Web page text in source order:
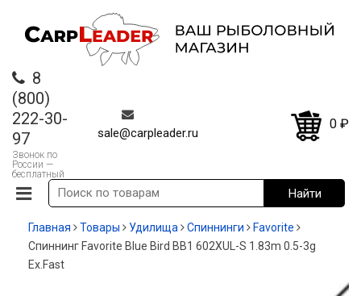
8
(800)
222-30-
97
Звонок по
России —
бесплатный
sale@carpleader.ru
0 ₽
Главная Товары Удилища Спиннинги
Favorite
Спиннинг Favorite Blue Bird BB1 602XUL-S 1.83m 0.5-3g
Ex.Fast